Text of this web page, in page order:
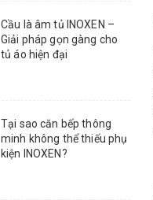
Cầu là âm tủ INOXEN –
Giải pháp gọn gàng cho
tủ áo hiện đại
Tại sao căn bếp thông
minh không thể thiếu phụ
kiện INOXEN?